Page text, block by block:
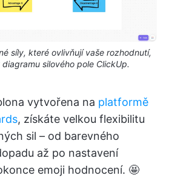
síly, které ovlivňují vaše rozhodnutí,
silového pole ClickUp.
vytvořena na platformě
, získáte velkou flexibilitu
sil – od barevného
až po nastavení
emoji hodnocení. 🤩